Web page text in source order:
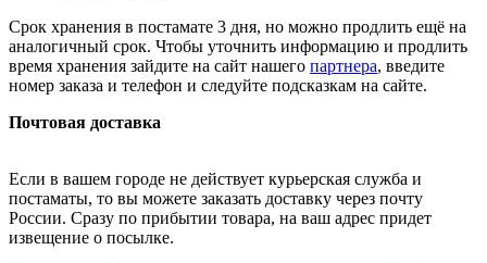
Срок хранения в постамате 3 дня, но можно продлить ещё на
аналогичный срок. Чтобы уточнить информацию и продлить
время хранения зайдите на сайт нашего партнера, введите
номер заказа и телефон и следуйте подсказкам на сайте.
Почтовая доставка
Если в вашем городе не действует курьерская служба и
постаматы, то вы можете заказать доставку через почту
России. Сразу по прибытии товара, на ваш адрес придет
извещение о посылке.